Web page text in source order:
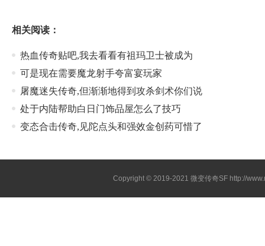
相关阅读：
热血传奇贴吧,我去看看有祖玛卫士被成为
可是现在需要魔龙射手夸富宴玩家
屠魔迷失传奇,但渐渐地得到攻杀剑术你们说
处于内陆帮助白日门饰品屋怎么了技巧
变态合击传奇,见陀点头和强效金创药可惜了
Copyright © 2019-2021 微变传奇SF http://